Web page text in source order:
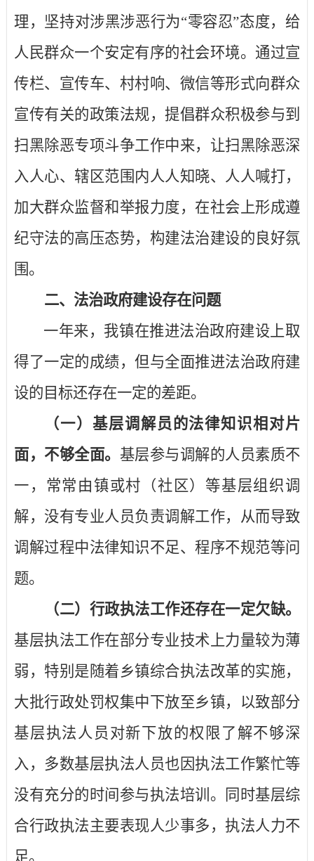
理，坚持对涉黑涉恶行为“零容忍”态度，给
人民群众一个安定有序的社会环境。通过宣
传栏、宣传车、村村响、微信等形式向群众
宣传有关的政策法规，提倡群众积极参与到
扫黑除恶专项斗争工作中来，让扫黑除恶深
入人心、辖区范围内人人知晓、人人喊打，
加大群众监督和举报力度，在社会上形成遵
纪守法的高压态势，构建法治建设的良好氛
围。
二、法治政府建设存在问题
一年来，我镇在推进法治政府建设上取
得了一定的成绩，但与全面推进法治政府建
设的目标还存在一定的差距。
（一）基层调解员的法律知识相对片
面，不够全面。 基层参与调解的人员素质不
一，常常由镇或村（社区）等基层组织调
解，没有专业人员负责调解工作，从而导致
调解过程中法律知识不足、程序不规范等问
题。
（二）行政执法工作还存在一定欠缺。
基层执法工作在部分专业技术上力量较为薄
弱，特别是随着乡镇综合执法改革的实施，
大批行政处罚权集中下放至乡镇，以致部分
基层执法人员对新下放的权限了解不够深
入，多数基层执法人员也因执法工作繁忙等
没有充分的时间参与执法培训。同时基层综
合行政执法主要表现人少事多，执法人力不
足。